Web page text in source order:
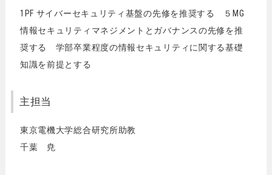
1PF サイバーセキュリティ基盤の先修を推奨する ５MG
情報セキュリティマネジメントとガバナンスの先修を推
奨する 学部卒業程度の情報セキュリティに関する基礎
知識を前提とする
主担当
東京電機大学総合研究所助教
千葉 尭